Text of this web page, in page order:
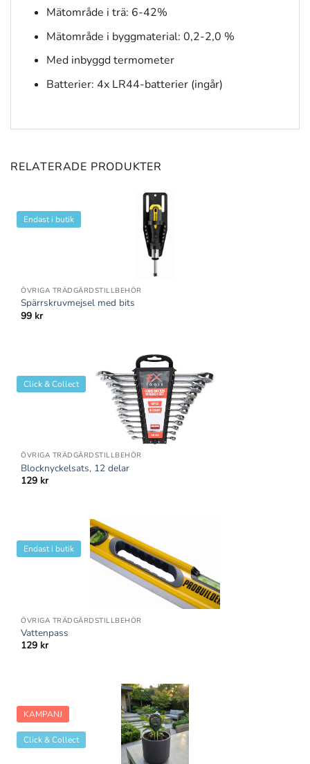
Mätområde i trä: 6-42%
Mätområde i byggmaterial: 0,2-2,0 %
Med inbyggd termometer
Batterier: 4x LR44-batterier (ingår)
RELATERADE PRODUKTER
Endast i butik
ÖVRIGA TRÄDGÅRDSTILLBEHÖR
Spärrskruvmejsel med bits
99 kr
Click & Collect
ÖVRIGA TRÄDGÅRDSTILLBEHÖR
Blocknyckelsats, 12 delar
129 kr
Endast i butik
ÖVRIGA TRÄDGÅRDSTILLBEHÖR
Vattenpass
129 kr
KAMPANJ
Click & Collect